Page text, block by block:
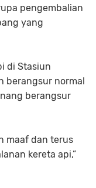
pengembalian
yang
di Stasiun
berangsur normal
berangsur
maaf dan terus
kereta api,”